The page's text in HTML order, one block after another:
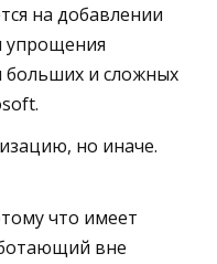
на добавлении
упрощения
больших и сложных
но иначе.
что имеет
вне